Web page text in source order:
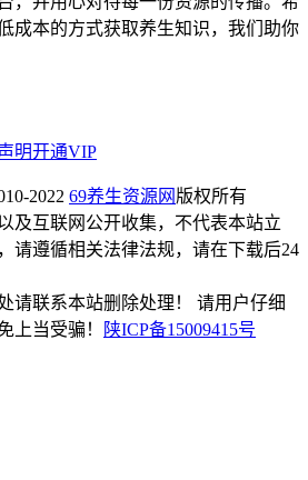
成本的方式获取养生知识，我们助你
明开通VIP
2022 69养生资源网 版权所有
及互联网公开收集，不代表本站立
请遵循相关法律法规，请在下载后24
请联系本站删除处理！ 请用户仔细
上当受骗！
陕ICP备15009415号